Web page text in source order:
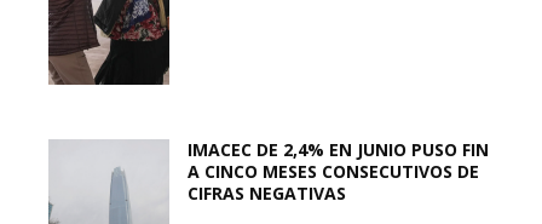
IMACEC DE 2,4% EN JUNIO PUSO FIN
A CINCO MESES CONSECUTIVOS DE
CIFRAS NEGATIVAS